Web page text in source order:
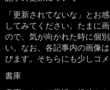
「更新されてないな」とお
してみてください。たまに
ので、気が向かれた時に個
い。なお、各記事内の画像
びます。そちらにも少しコ
書庫